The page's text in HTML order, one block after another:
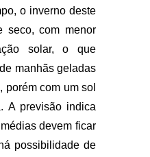
o inverno deste
seco, com menor
solar, o que
manhãs geladas
porém com um sol
A previsão indica
devem ficar
possibilidade de